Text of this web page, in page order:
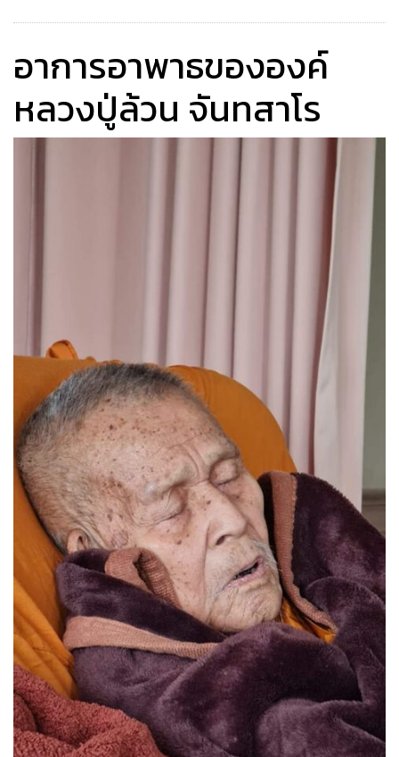
อาการอาพาธขององค์
หลวงปู่ล้วน จันทสาโร